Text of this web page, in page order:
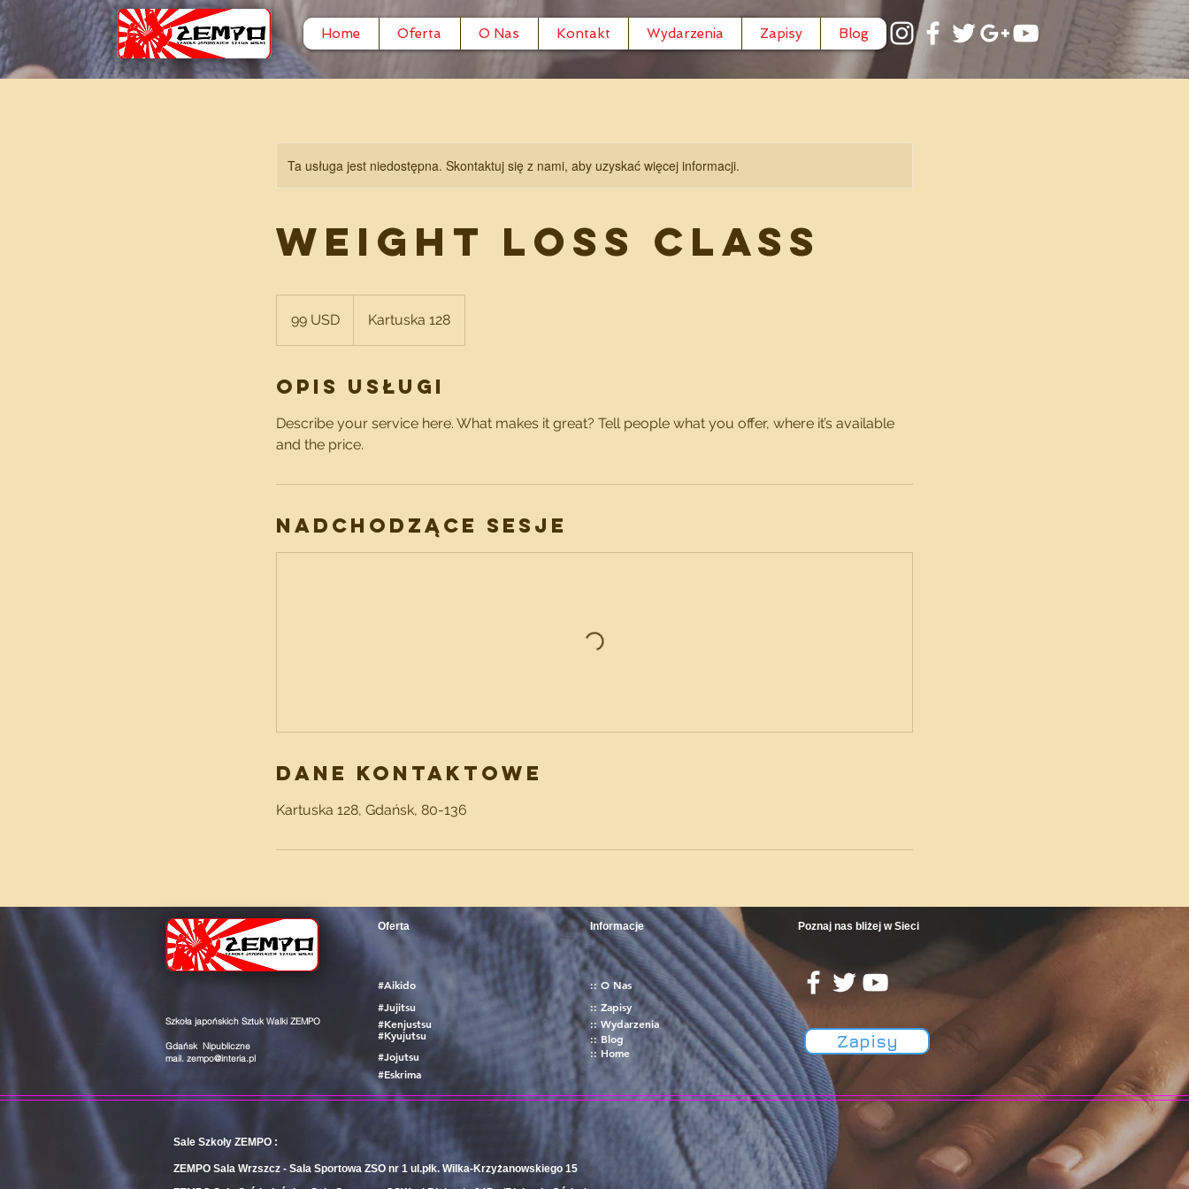
Home Oferta O Nas Kontakt Wydarzenia Zapisy Blog
Ta usługa jest niedostępna. Skontaktuj się z nami, aby uzyskać więcej informacji.
Weight Loss Class
amerykańskich
99 USD Kartuska 128
Opis usługi
Describe your service here. What makes it great? Tell people what you offer, where it’s available
and the price.
Nadchodzące sesje
Dane kontaktowe
Kartuska 128, Gdańsk, 80-136
Szkoła japońskich Sztuk Walki ZEMPO
Gdańsk Nipubliczne
mail. zempo@interia.pl
Oferta
#Aikido
#Jujitsu
#Kenjustsu
#Kyujutsu
#Jojutsu
#Eskrima
Informacje
:: O Nas
:: Zapisy
:: Wydarzenia
:: Blog
:: Home
Poznaj nas bliżej w Sieci
Zapisy
Sale Szkoły ZEMPO :
ZEMPO Sala Wrzszcz - Sala Sportowa ZSO nr 1 ul.płk. Wilka-Krzyżanowskiego 15